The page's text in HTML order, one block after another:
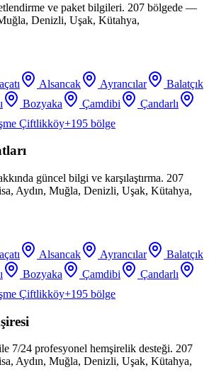
ve paket bilgileri. 207 bölgede —
Denizli, Uşak, Kütahya,
Alsancak Ayrancılar
Balatçık
Bozyaka Çamdibi
Çandarlı
Çiftlikköy+195 bölge
güncel bilgi ve karşılaştırma. 207
Aydın, Muğla, Denizli, Uşak, Kütahya,
Alsancak Ayrancılar
Balatçık
Bozyaka Çamdibi
Çandarlı
Çiftlikköy+195 bölge
7/24 profesyonel hemşirelik desteği. 207
Aydın, Muğla, Denizli, Uşak, Kütahya,